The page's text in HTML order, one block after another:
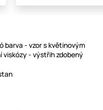
barva - vzor s květinovým
viskózy - výstřih zdobený